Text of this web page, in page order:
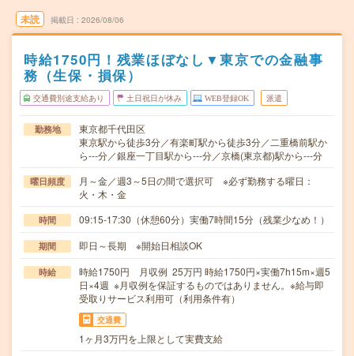
未読 掲載日 2026/08/06
時給1750円！残業ほぼなし▼東京での金融事
務（生保・損保）
交通費別途支給あり 土日祝日が休み WEB登録OK 派遣
勤務地
東京都千代田区
東京駅から徒歩3分／有楽町駅から徒歩3分／二重橋前駅か
ら---分／銀座一丁目駅から---分／京橋(東京都)駅から---分
曜日頻度
月～金／週3～5日の間で選択可 ※必ず勤務する曜日：
火・木・金
時間 09:15-17:30（休憩60分）実働7時間15分（残業少なめ！）
期間 即日～長期 ※開始日相談OK
時給
時給1750円 月収例 25万円 時給1750円×実働7h15m×週5
日×4週 ※月収例を保証するものではありません。※給与即
受取りサービス利用可（利用条件有）
交通費
1ヶ月3万円を上限として実費支給